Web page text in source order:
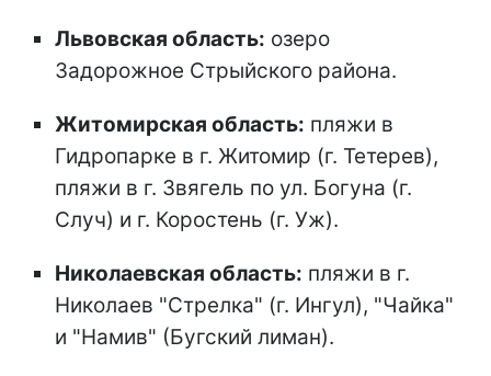
Львовская область: озеро
Задорожное Стрыйского района.
Житомирская область: пляжи в
Гидропарке в г. Житомир (г. Тетерев),
пляжи в г. Звягель по ул. Богуна (г.
Случ) и г. Коростень (г. Уж).
Николаевская область: пляжи в г.
Николаев "Стрелка" (г. Ингул), "Чайка"
и "Намив" (Бугский лиман).